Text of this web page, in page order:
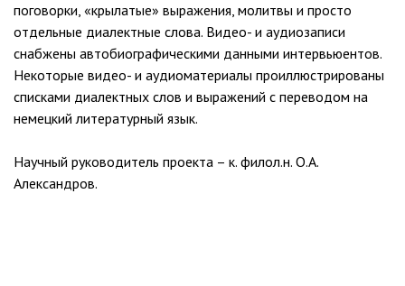
поговорки, «крылатые» выражения, молитвы и просто
отдельные диалектные слова. Видео- и аудиозаписи
снабжены автобиографическими данными интервьюентов.
Некоторые видео- и аудиоматериалы проиллюстрированы
списками диалектных слов и выражений с переводом на
немецкий литературный язык.
Научный руководитель проекта – к. филол.н. О.А.
Александров.